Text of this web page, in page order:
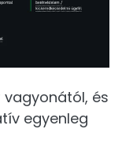
vagyonától, és
egyenleg